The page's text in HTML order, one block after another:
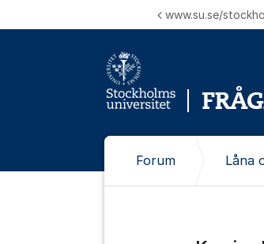
www.su.se/
Forum Låna